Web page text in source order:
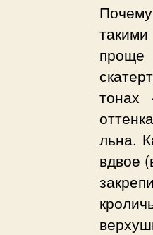
проще
тонах
льна.
вдвое